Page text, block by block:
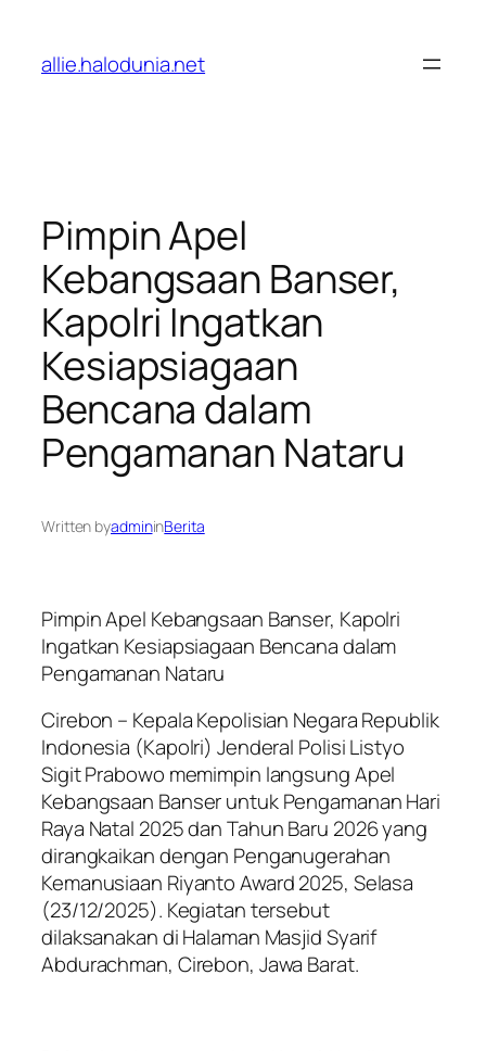
konten
allie.halodunia.net
Pimpin Apel
Kebangsaan Banser,
Kapolri Ingatkan
Kesiapsiagaan
Bencana dalam
Pengamanan Nataru
Written byadmininBerita
Pimpin Apel Kebangsaan Banser, Kapolri
Ingatkan Kesiapsiagaan Bencana dalam
Pengamanan Nataru
Cirebon – Kepala Kepolisian Negara Republik
Indonesia (Kapolri) Jenderal Polisi Listyo
Sigit Prabowo memimpin langsung Apel
Kebangsaan Banser untuk Pengamanan Hari
Raya Natal 2025 dan Tahun Baru 2026 yang
dirangkaikan dengan Penganugerahan
Kemanusiaan Riyanto Award 2025, Selasa
(23/12/2025). Kegiatan tersebut
dilaksanakan di Halaman Masjid Syarif
Abdurachman, Cirebon, Jawa Barat.